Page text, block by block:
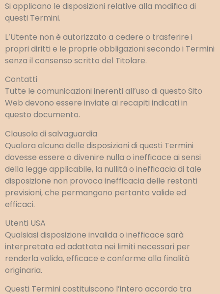
Si applicano le disposizioni relative alla modifica di
questi Termini.
L’Utente non è autorizzato a cedere o trasferire i
propri diritti e le proprie obbligazioni secondo i Termini
senza il consenso scritto del Titolare.
Contatti
Tutte le comunicazioni inerenti all’uso di questo Sito
Web devono essere inviate ai recapiti indicati in
questo documento.
Clausola di salvaguardia
Qualora alcuna delle disposizioni di questi Termini
dovesse essere o divenire nulla o inefficace ai sensi
della legge applicabile, la nullità o inefficacia di tale
disposizione non provoca inefficacia delle restanti
previsioni, che permangono pertanto valide ed
efficaci.
Utenti USA
Qualsiasi disposizione invalida o inefficace sarà
interpretata ed adattata nei limiti necessari per
renderla valida, efficace e conforme alla finalità
originaria.
Questi Termini costituiscono l’intero accordo tra